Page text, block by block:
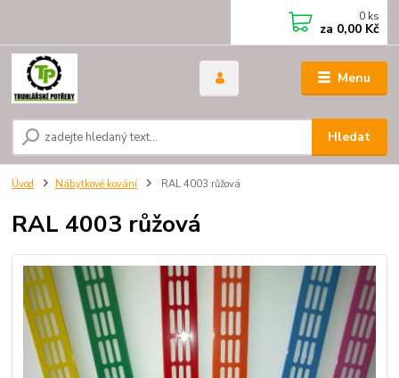
Menu
Hledat
0 ks
za 0,00 Kč
Úvod Nábytkové kování RAL 4003 růžová
RAL 4003 růžová